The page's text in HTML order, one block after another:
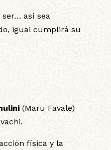
ser… así sea
igual cumplirá su
(Maru Favale)
física y la